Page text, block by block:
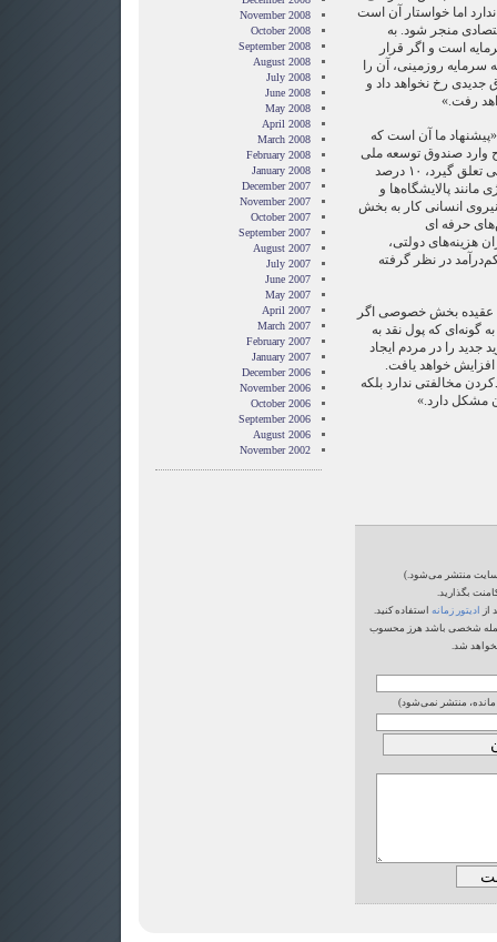
اما خواستار آن است
منجر شود. به
است و اگر قرار
سرمایه روزمینی، آن را
جدیدی رخ نخواهد داد و
رفت.»
ما آن است که
وارد صندوق توسعه ملی
شود و به واحدهای تولیدی و صنعتی تعلق گیرد، ۱۰ درصد
مانند پالایشگاه‌ها و
تقویت نیروی انسانی کار به بخش
حرفه ای
جبران هزینه‌های دولتی،
کم‌درآمد در نظر گرفته
عقیده بخش خصوصی اگر
گونه‌ای که پول نقد به
جدید را در مردم ایجاد
خواهد یافت.
مخالفتی ندارد بلکه
مشکل دارد.»
منتشر می‌شود.)
بگذارید.
از
ادیتور زمانه استفاده کنید.
حمله شخصی باشد هرز محسوب
شد.
مانده، منتشر نمی‌شود)
November 2008
October 2008
September 2008
August 2008
July 2008
June 2008
May 2008
April 2008
March 2008
February 2008
January 2008
December 2007
November 2007
October 2007
September 2007
August 2007
July 2007
June 2007
May 2007
April 2007
March 2007
February 2007
January 2007
December 2006
November 2006
October 2006
September 2006
August 2006
November 2002